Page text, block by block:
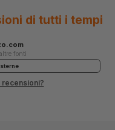
di tutti i tempi
fonti